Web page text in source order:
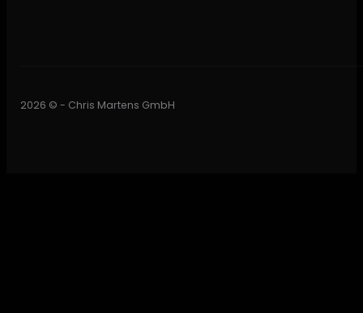
2026 © - Chris Martens GmbH